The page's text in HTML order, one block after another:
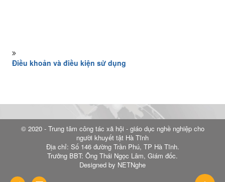
Điều khoản và điều kiện sử dụng
© 2020 - Trung tâm công tác xã hội - giáo dục nghề nghiệp cho
người khuyết tật Hà Tĩnh
Địa chỉ: Số 146 đường Trần Phú, TP Hà Tĩnh.
Trưởng BBT: Ông Thái Ngọc Lâm, Giám đốc.
Designed by NETNghe